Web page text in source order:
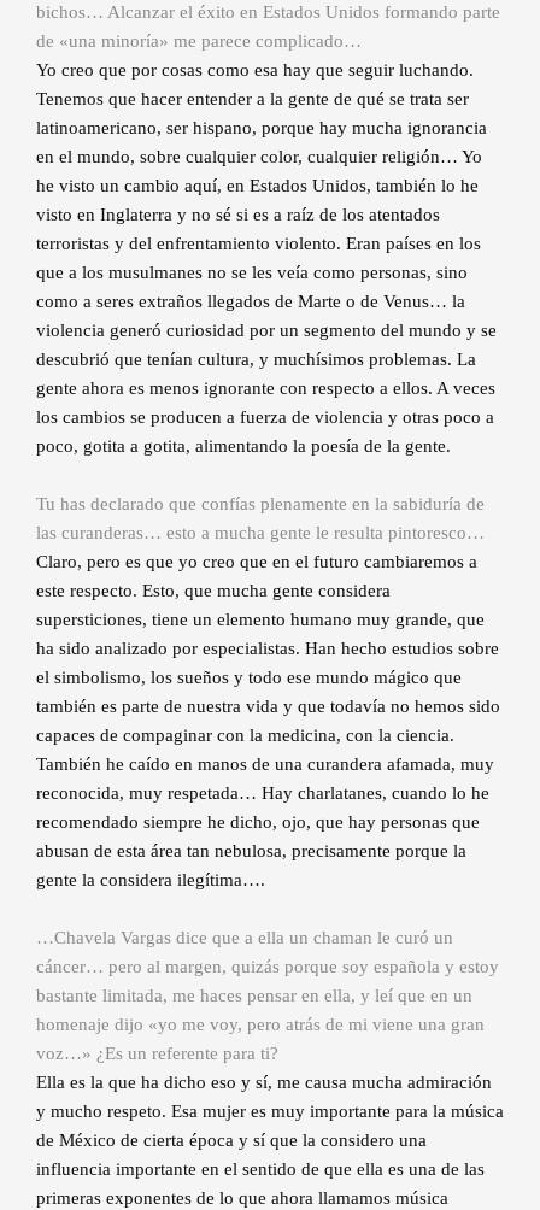
bichos… Alcanzar el éxito en Estados Unidos formando parte
de «una minoría» me parece complicado…
Yo creo que por cosas como esa hay que seguir luchando.
Tenemos que hacer entender a la gente de qué se trata ser
latinoamericano, ser hispano, porque hay mucha ignorancia
en el mundo, sobre cualquier color, cualquier religión… Yo
he visto un cambio aquí, en Estados Unidos, también lo he
visto en Inglaterra y no sé si es a raíz de los atentados
terroristas y del enfrentamiento violento. Eran países en los
que a los musulmanes no se les veía como personas, sino
como a seres extraños llegados de Marte o de Venus… la
violencia generó curiosidad por un segmento del mundo y se
descubrió que tenían cultura, y muchísimos problemas. La
gente ahora es menos ignorante con respecto a ellos. A veces
los cambios se producen a fuerza de violencia y otras poco a
poco, gotita a gotita, alimentando la poesía de la gente.
Tu has declarado que confías plenamente en la sabiduría de
las curanderas… esto a mucha gente le resulta pintoresco…
Claro, pero es que yo creo que en el futuro cambiaremos a
este respecto. Esto, que mucha gente considera
supersticiones, tiene un elemento humano muy grande, que
ha sido analizado por especialistas. Han hecho estudios sobre
el simbolismo, los sueños y todo ese mundo mágico que
también es parte de nuestra vida y que todavía no hemos sido
capaces de compaginar con la medicina, con la ciencia.
También he caído en manos de una curandera afamada, muy
reconocida, muy respetada… Hay charlatanes, cuando lo he
recomendado siempre he dicho, ojo, que hay personas que
abusan de esta área tan nebulosa, precisamente porque la
gente la considera ilegítima….
…Chavela Vargas dice que a ella un chaman le curó un
cáncer… pero al margen, quizás porque soy española y estoy
bastante limitada, me haces pensar en ella, y leí que en un
homenaje dijo «yo me voy, pero atrás de mi viene una gran
voz…» ¿Es un referente para ti?
Ella es la que ha dicho eso y sí, me causa mucha admiración
y mucho respeto. Esa mujer es muy importante para la música
de México de cierta época y sí que la considero una
influencia importante en el sentido de que ella es una de las
primeras exponentes de lo que ahora llamamos música